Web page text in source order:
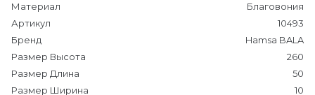
Материал
Благовония
Артикул
10493
Бренд
Hamsa BALA
Размер Высота
260
Размер Длина
50
Размер Ширина
10